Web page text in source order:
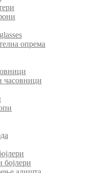
опрема
часовници
бојлери